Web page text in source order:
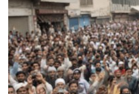
रा
ष्ट्री
य
अं
त